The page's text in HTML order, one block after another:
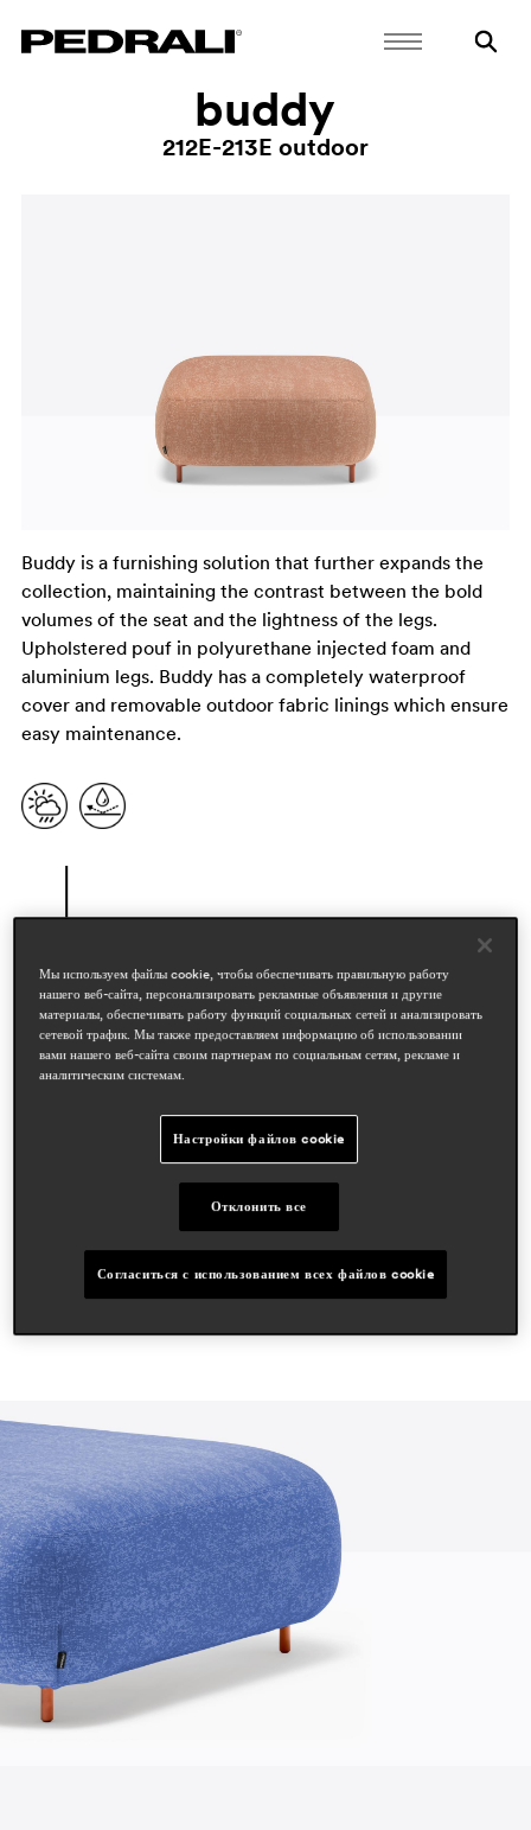
buddy
212E-213E outdoor
Buddy is a furnishing solution that further expands the
collection, maintaining the contrast between the bold
volumes of the seat and the lightness of the legs.
Upholstered pouf in polyurethane injected foam and
aluminium legs. Buddy has a completely waterproof
cover and removable outdoor fabric linings which ensure
easy maintenance.
дизайнеры
busetti garuti redaelli
hospitality
workspace & corporate
Мы используем файлы cookie, чтобы обеспечивать правильную работу
нашего веб-сайта, персонализировать рекламные объявления и другие
материалы, обеспечивать работу функций социальных сетей и анализировать
сетевой трафик. Мы также предоставляем информацию об использовании
вами нашего веб-сайта своим партнерам по социальным сетям, рекламе и
аналитическим системам.
Настройки файлов cookie
Отклонить все
Согласиться с использованием всех файлов cookie